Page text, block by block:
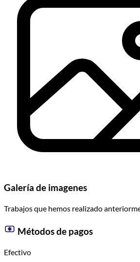
Galería de imagenes
Trabajos que hemos realizado
Métodos de pagos
Efectivo